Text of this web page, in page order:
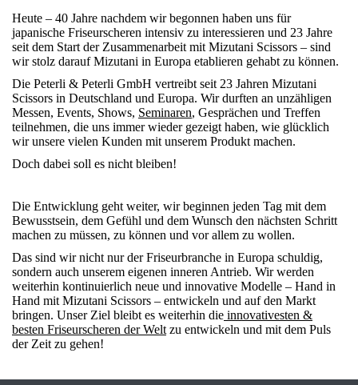
Heute – 40 Jahre nachdem wir begonnen haben uns für
japanische Friseurscheren intensiv zu interessieren und 23 Jahre
seit dem Start der Zusammenarbeit mit Mizutani Scissors – sind
wir stolz darauf Mizutani in Europa etablieren gehabt zu können.
Die Peterli & Peterli GmbH vertreibt seit 23 Jahren Mizutani
Scissors in Deutschland und Europa. Wir durften an unzähligen
Messen, Events, Shows, Seminaren, Gesprächen und Treffen
teilnehmen, die uns immer wieder gezeigt haben, wie glücklich
wir unsere vielen Kunden mit unserem Produkt machen.
Doch dabei soll es nicht bleiben!
Die Entwicklung geht weiter, wir beginnen jeden Tag mit dem
Bewusstsein, dem Gefühl und dem Wunsch den nächsten Schritt
machen zu müssen, zu können und vor allem zu wollen.
Das sind wir nicht nur der Friseurbranche in Europa schuldig,
sondern auch unserem eigenen inneren Antrieb. Wir werden
weiterhin kontinuierlich neue und innovative Modelle – Hand in
Hand mit Mizutani Scissors – entwickeln und auf den Markt
bringen. Unser Ziel bleibt es weiterhin die innovativesten &
besten Friseurscheren der Welt zu entwickeln und mit dem Puls
der Zeit zu gehen!